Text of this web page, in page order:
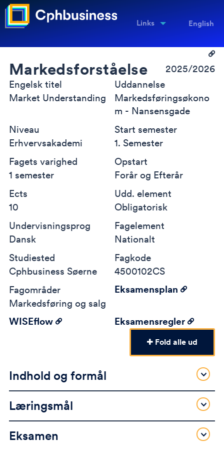
Links English
Markedsforståelse
2025/2026
Engelsk titel
Market Understanding
Uddannelse
Markedsføringsøkono
m - Nansensgade
Niveau
Erhvervsakademi
Start semester
1. Semester
Fagets varighed
1 semester
Opstart
Forår og Efterår
Ects
10
Udd. element
Obligatorisk
Undervisningsprog
Dansk
Fagelement
Nationalt
Studiested
Cphbusiness Søerne
Fagkode
4500102CS
Fagområder
Markedsføring og salg
Eksamensplan
WISEflow Eksamensregler
Fold alle ud
Indhold og formål
Læringsmål
Eksamen